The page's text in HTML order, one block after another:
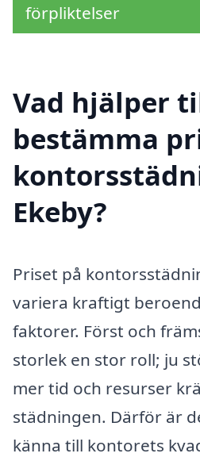
förpliktelser
Vad hjälper
bestämma
Ekeby?
Priset på
variera kraftigt
faktorer. Först och
storlek en stor roll; ju
mer tid och resurser
städningen. Därför är
känna till kontorets